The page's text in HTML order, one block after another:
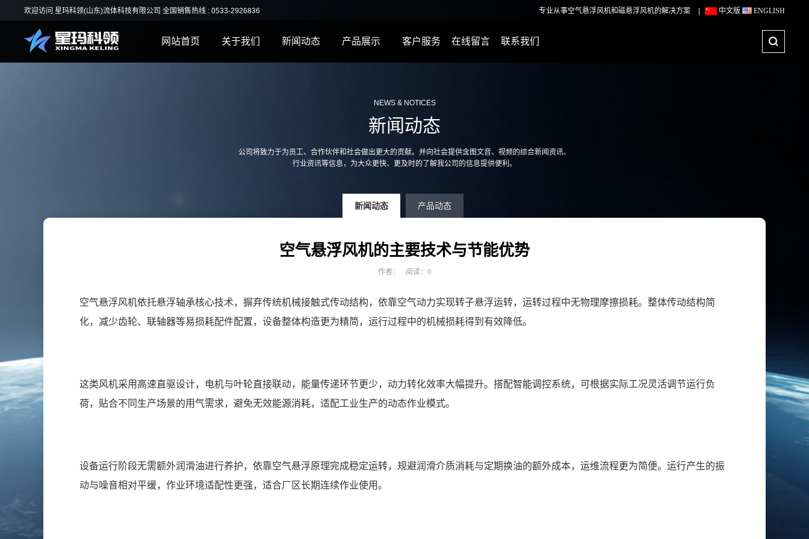
欢迎访问 星玛科领(山东)流体科技有限公司 全国销售热线 : 0533-2926836 专业从事空气悬浮风机和磁悬浮风机的解决方案 中文版 ENGLISH
网站首页 关于我们 新闻动态 产品展示 客户服务 在线留言 联系我们
NEWS & NOTICES
新闻动态
公司将致力于为员工、合作伙伴和社会做出更大的贡献。并向社会提供含图文音、视频的综合新闻资讯、
行业资讯等信息，为大众更快、更及时的了解我公司的信息提供便利。
新闻动态 产品动态
空气悬浮风机的主要技术与节能优势
作者： 阅读：0
空气悬浮风机依托悬浮轴承核心技术，摒弃传统机械接触式传动结构，依靠空气动力实现转子悬浮运转，运转过程中无物理摩擦损耗。整体传动结构简
化，减少齿轮、联轴器等易损耗配件配置，设备整体构造更为精简，运行过程中的机械损耗得到有效降低。
这类风机采用高速直驱设计，电机与叶轮直接联动，能量传递环节更少，动力转化效率大幅提升。搭配智能调控系统，可根据实际工况灵活调节运行负
荷，贴合不同生产场景的用气需求，避免无效能源消耗，适配工业生产的动态作业模式。
设备运行阶段无需额外润滑油进行养护，依靠空气悬浮原理完成稳定运转，规避润滑介质消耗与定期换油的额外成本，运维流程更为简便。运行产生的振
动与噪音相对平缓，作业环境适配性更强，适合厂区长期连续作业使用。